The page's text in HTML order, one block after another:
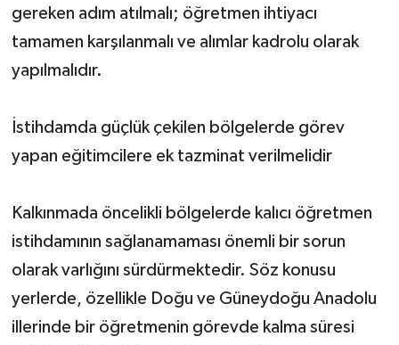
gereken adım atılmalı; öğretmen ihtiyacı
tamamen karşılanmalı ve alımlar kadrolu olarak
yapılmalıdır.
İstihdamda güçlük çekilen bölgelerde görev
yapan eğitimcilere ek tazminat verilmelidir
Kalkınmada öncelikli bölgelerde kalıcı öğretmen
istihdamının sağlanamaması önemli bir sorun
olarak varlığını sürdürmektedir. Söz konusu
yerlerde, özellikle Doğu ve Güneydoğu Anadolu
illerinde bir öğretmenin görevde kalma süresi